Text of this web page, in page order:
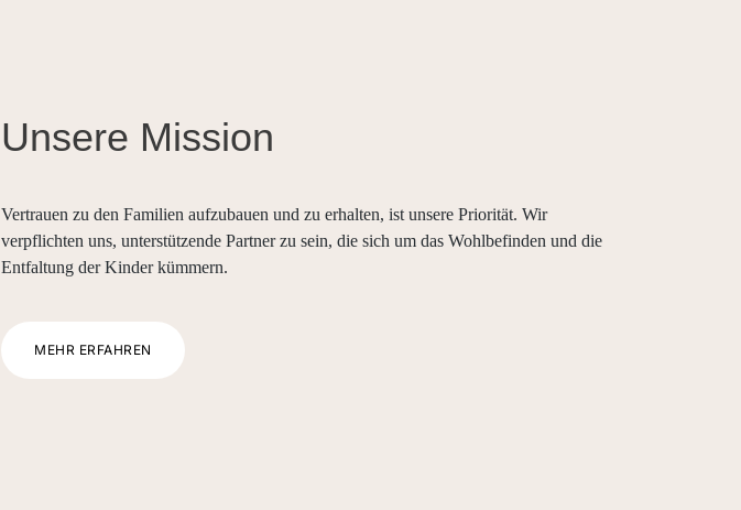
Unsere Mission
Vertrauen zu den Familien aufzubauen und zu erhalten, ist unsere Priorität. Wir
verpflichten uns, unterstützende Partner zu sein, die sich um das Wohlbefinden und die
Entfaltung der Kinder kümmern.
MEHR ERFAHREN